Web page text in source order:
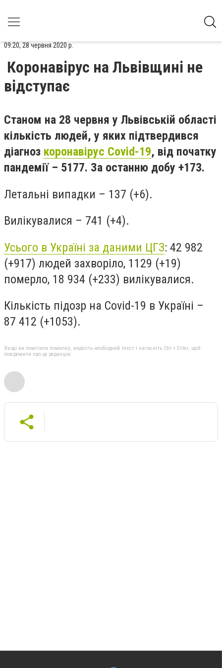
09:20, 28 червня 2020 р.
Коронавірус на Львівщині не
відступає
Станом на 28 червня у Львівській області
кількість людей, у яких підтвердився
діагноз коронавірус Covid-19, від початку
пандемії – 5177. За останню добу +173.
Летальні випадки – 137 (+6).
Вилікувалися – 741 (+4).
Усього в Україні за даними ЦГЗ: 42 982
(+917) людей захворіло, 1129 (+19)
померло, 18 934 (+233) вилікувалися.
Кількість підозр на Covid-19 в Україні –
87 412 (+1053).
Якщо ви помітили помилку, виділіть необхідний текст і натисніть Ctrl + Enter, щоб
повідомити про це редакцію